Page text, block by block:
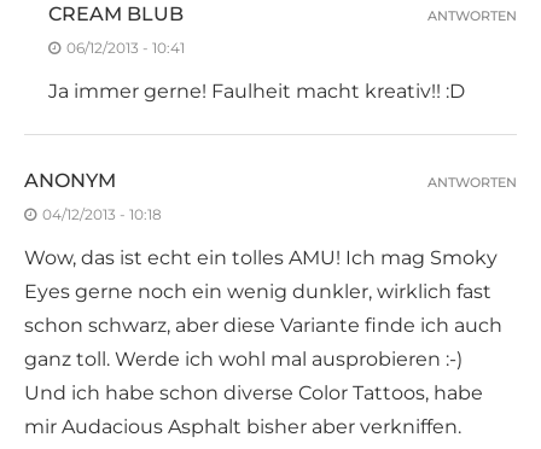
CREAM BLUB
06/12/2013 - 10:41
Ja immer gerne! Faulheit macht kreativ!! :D
ANTWORTEN
ANONYM
04/12/2013 - 10:18
Wow, das ist echt ein tolles AMU! Ich mag Smoky
Eyes gerne noch ein wenig dunkler, wirklich fast
schon schwarz, aber diese Variante finde ich auch
ganz toll. Werde ich wohl mal ausprobieren :-)
Und ich habe schon diverse Color Tattoos, habe
mir Audacious Asphalt bisher aber verkniffen.
ANTWORTEN